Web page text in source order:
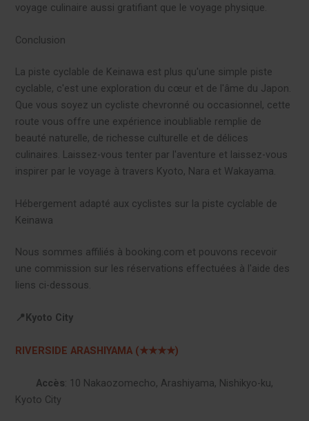
voyage culinaire aussi gratifiant que le voyage physique.
Conclusion
La piste cyclable de Keinawa est plus qu'une simple piste
cyclable, c'est une exploration du cœur et de l'âme du Japon.
Que vous soyez un cycliste chevronné ou occasionnel, cette
route vous offre une expérience inoubliable remplie de
beauté naturelle, de richesse culturelle et de délices
culinaires. Laissez-vous tenter par l'aventure et laissez-vous
inspirer par le voyage à travers Kyoto, Nara et Wakayama.
Hébergement adapté aux cyclistes sur la piste cyclable de
Keinawa
Nous sommes affiliés à booking.com et pouvons recevoir
une commission sur les réservations effectuées à l'aide des
liens ci-dessous.
📍Kyoto City
RIVERSIDE ARASHIYAMA (★★★★)
Accès: 10 Nakaozomecho, Arashiyama, Nishikyo-ku,
Kyoto City